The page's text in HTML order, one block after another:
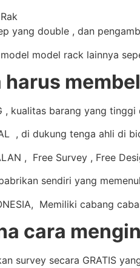
yang double , dan
model rack lainnya
harus
, kualitas barang yang
, di dukung tenga ahli di
, Free Survey , Free
sendiri yang
Memiliki cabang
cara
survey secara GRATIS